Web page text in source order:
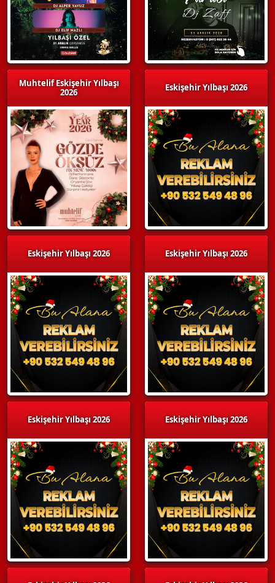
Muhtelif Eskişehir Yılbaşı
2026
Eskişehir Yılbaşı 2026
Eskişehir Yılbaşı 2026
Eskişehir Yılbaşı 2026
Eskişehir Yılbaşı 2026
Eskişehir Yılbaşı 2026